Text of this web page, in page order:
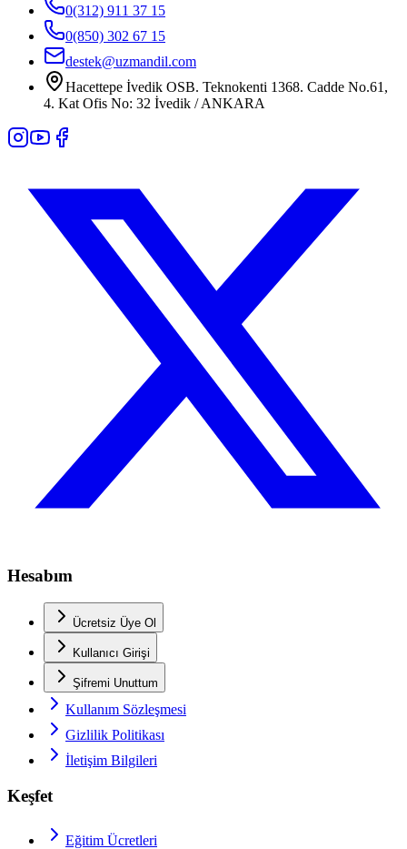
0(312) 911 37 15
0(850) 302 67 15
destek@uzmandil.com
Hacettepe İvedik OSB. Teknokenti 1368. Cadde No.61,
4. Kat Ofis No: 32 İvedik / ANKARA
Hesabım
Ücretsiz Üye Ol
Kullanıcı Girişi
Şifremi Unuttum
Kullanım Sözleşmesi
Gizlilik Politikası
İletişim Bilgileri
Keşfet
Eğitim Ücretleri